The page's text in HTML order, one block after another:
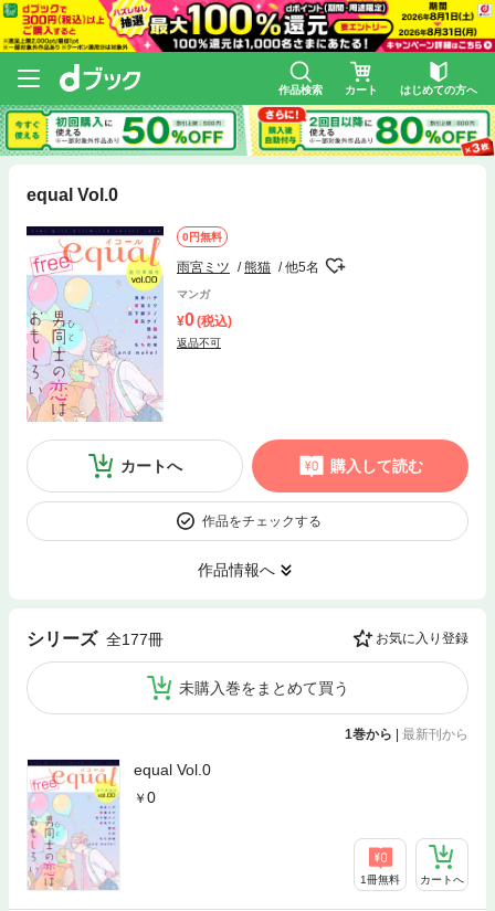
作品検索 カート はじめての方へ
equal Vol.0
0円無料
雨宮ミツ 熊猫 他5名
マンガ
0(税込)
返品不可
カートへ 購入して読む
作品をチェックする
作品情報へ
シリーズ 全177冊 お気に入り登録
未購入巻をまとめて買う
1巻から | 最新刊から
equal Vol.0
0
1冊無料 カートへ